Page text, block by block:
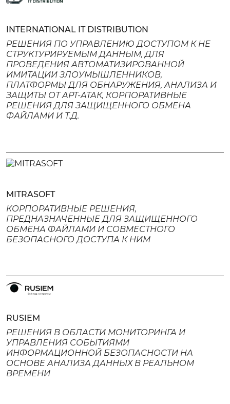
INTERNATIONAL IT DISTRIBUTION
РЕШЕНИЯ ПО УПРАВЛЕНИЮ ДОСТУПОМ К НЕ
СТРУКТУРИРУЕМЫМ ДАННЫМ, ДЛЯ
ПРОВЕДЕНИЯ АВТОМАТИЗИРОВАННОЙ
ИМИТАЦИИ ЗЛОУМЫШЛЕННИКОВ,
ПЛАТФОРМЫ ДЛЯ ОБНАРУЖЕНИЯ, АНАЛИЗА И
ЗАЩИТЫ ОТ АРТ-АТАК, КОРПОРАТИВНЫЕ
РЕШЕНИЯ ДЛЯ ЗАЩИЩЕННОГО ОБМЕНА
ФАЙЛАМИ И Т.Д.
MITRASOFT
КОРПОРАТИВНЫЕ РЕШЕНИЯ,
ПРЕДНАЗНАЧЕННЫЕ ДЛЯ ЗАЩИЩЕННОГО
ОБМЕНА ФАЙЛАМИ И СОВМЕСТНОГО
БЕЗОПАСНОГО ДОСТУПА К НИМ
RUSIEM
РЕШЕНИЯ В ОБЛАСТИ МОНИТОРИНГА И
УПРАВЛЕНИЯ СОБЫТИЯМИ
ИНФОРМАЦИОННОЙ БЕЗОПАСНОСТИ НА
ОСНОВЕ АНАЛИЗА ДАННЫХ В РЕАЛЬНОМ
ВРЕМЕНИ
+7 (962) 557-23-07
HELLO@ILARTECH.COM
КАЗАНЬ, УЛ. СПАРТАКОВСКАЯ , Д. 2А